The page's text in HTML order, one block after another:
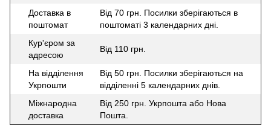
Доставка в
поштомат
Від 70 грн. Посилки зберігаються в
поштоматі 3 календарних дні.
Кур'єром за
адресою
Від 110 грн.
На відділення
Укрпошти
Від 50 грн. Посилки зберігаються на
відділенні 5 календарних днів.
Міжнародна
доставка
Від 250 грн. Укрпошта або Нова
Пошта.